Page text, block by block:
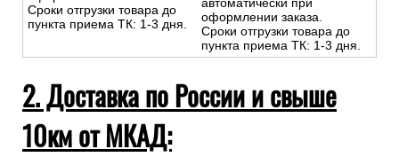
Сроки отгрузки товара до
пункта приема ТК: 1-3 дня.
автоматически при
оформлении заказа.
Сроки отгрузки товара до
пункта приема ТК: 1-3 дня.
2. Доставка по России и свыше
10км от МКАД: